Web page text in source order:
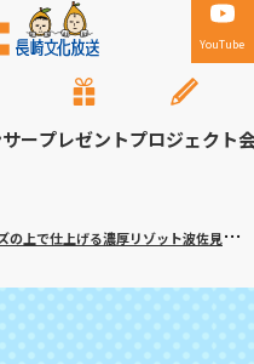
YouTube
ープレゼントプロジェクト
げる濃厚リゾット波佐見町「ラ・セコンダ・カーザ」〈満腹記者がゆく⑬〉